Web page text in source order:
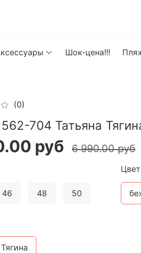
Шок-цена!!!
(0)
704 Татьяна
руб 6 990.00 руб
46 48 50
Цвет